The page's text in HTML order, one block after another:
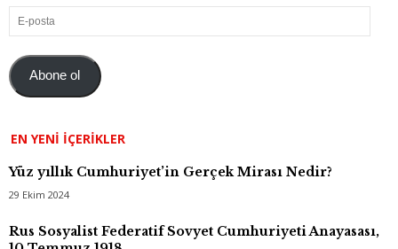
E-
posta
Abone ol
EN YENI İÇERIKLER
Yüz yıllık Cumhuriyet’in Gerçek Mirası Nedir?
29 Ekim 2024
Rus Sosyalist Federatif Sovyet Cumhuriyeti Anayasası,